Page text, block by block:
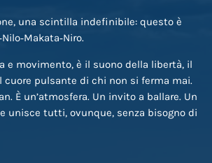
una scintilla indefinibile: questo è
e movimento, è il suono della libertà, il
pulsante di chi non si ferma mai.
È un’atmosfera. Un invito a ballare. Un
unisce tutti, ovunque, senza bisogno di